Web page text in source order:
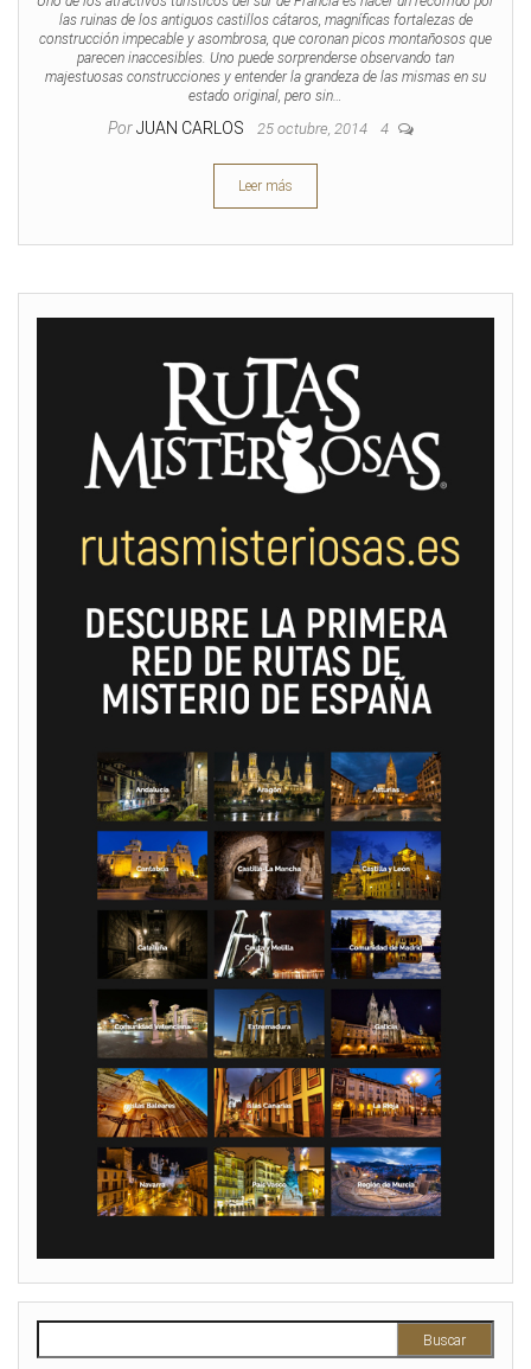
las ruinas de los antiguos castillos cátaros, magníficas fortalezas de
construcción impecable y asombrosa, que coronan picos montañosos que
parecen inaccesibles. Uno puede sorprenderse observando tan
majestuosas construcciones y entender la grandeza de las mismas en su
estado original, pero sin…
PorJUAN CARLOS 25 octubre, 2014 4
Leer más